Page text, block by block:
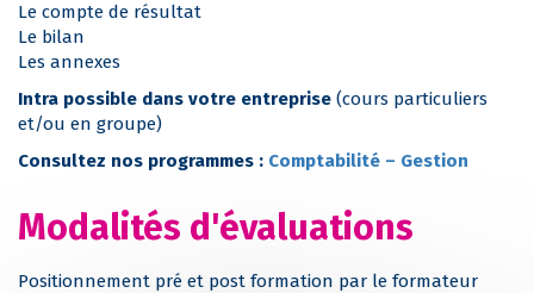
Le compte de résultat
Le bilan
Les annexes
Intra possible dans votre entreprise (cours particuliers
et/ou en groupe)
Consultez nos programmes : Comptabilité – Gestion
Modalités d'évaluations
Positionnement pré et post formation par le formateur